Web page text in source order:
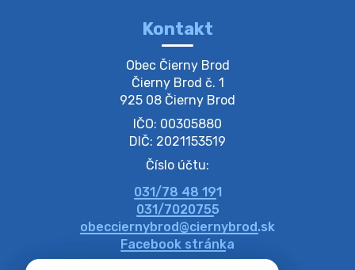
Zber separovaného odpadu plastu-
Szeparált műanya…
Oznamujeme obyvateľom, že v stredu 05. augusta
prebehne zber separovaného odpadu plastu. Prosíme
obyvateľov, aby vrecia s odpadom vyložili pred dom už
večer vopred, nakoľko firma F…
4. augusta 2026 09:51
Oznámenie o plánovanom prerušení dodávky
elektri…
Oznamujeme Vám, že v určitých dňoch bude v
niektorých častiach našej obce plánované prerušenie
Kontakt
Obec Čierny Brod
Čierny Brod č. 1
925 08 Čierny Brod
IČO: 00305880
DIČ: 2021153519
Číslo účtu:
031/78 48 191
031/7020755
obecciernybrod@ciernybrod.sk
Facebook stránka